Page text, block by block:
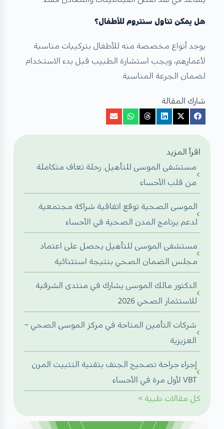
هل يمكن تناول سنتروم للأطفال؟
يوجد أنواع مخصصة منه للأطفال بتركيبات مناسبة
لأعمارهم، ويجب استشارة الطبيب قبل بدء الاستخدام
لضمان الجرعة المناسبة.
شارك المقالة
اقرأ المزيد
مستشفى الموسى للتأهيل: رحلة تعاف متكاملة
من قلب الأحساء
الموسى الصحية توقع اتفاقية شراكة مجتمعية
لدعم برنامج المدن الصحية في الأحساء
مستشفى الموسى للتأهيل يحصل على اعتماد
مجلس الضمان الصحي بنتيجة استثنائية
الدكتور مالك الموسى يشارك في منتدى الشرقية
للاستثمار الصحي 2026
شركات التأمين المتاحة في مركز الموسى الصحي –
العزيزية
إجراء جراحة تصحيح الجنف بتقنية التثبيت المرن
VBT لأول مرة في الأحساء
كل مقالات طبية >